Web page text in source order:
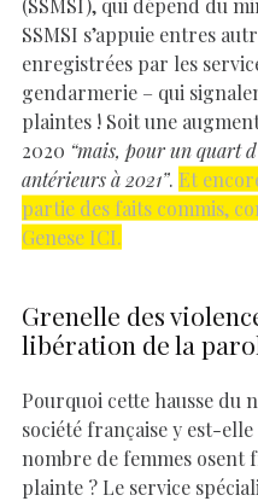
SSMSI s’appuie entres
enregistrées par les
gendarmerie – qui
plaintes ! Soit une
2020 “mais, pour un quart
antérieurs à 2021”. Et
partie des faits commis,
Genese ICI.
Grenelle des
libération de la
Pourquoi cette hausse du
société française y est-
nombre de femmes osent
plainte ? Le service